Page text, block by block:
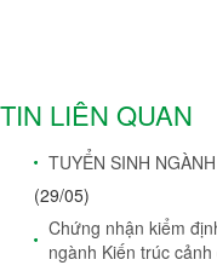
TIN LIÊN QUAN
TUYỂN SINH
(29/05)
Chứng nhận kiểm
ngành Kiến trúc cảnh